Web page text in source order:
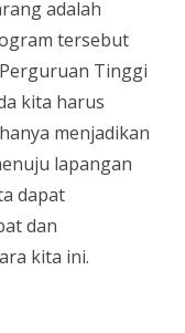
adalah
tersebut
Tinggi
kita harus
menjadikan
lapangan
dapat
dan
kita ini.